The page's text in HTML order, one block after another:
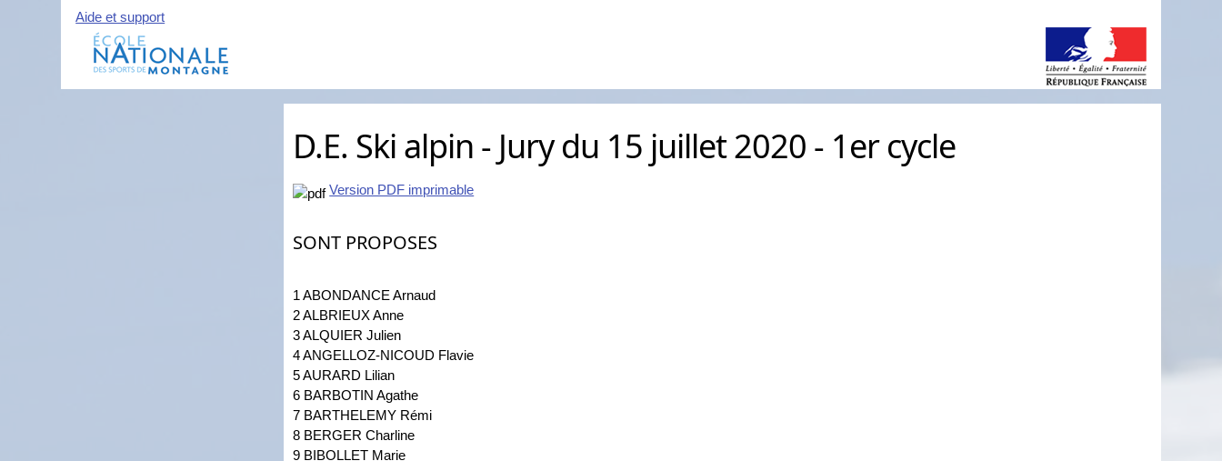
Aide et support
D.E. Ski alpin - Jury du 15 juillet 2020 - 1er cycle
Version PDF imprimable
SONT PROPOSES
1 ABONDANCE Arnaud
2 ALBRIEUX Anne
3 ALQUIER Julien
4 ANGELLOZ-NICOUD Flavie
5 AURARD Lilian
6 BARBOTIN Agathe
7 BARTHELEMY Rémi
8 BERGER Charline
9 BIBOLLET Marie